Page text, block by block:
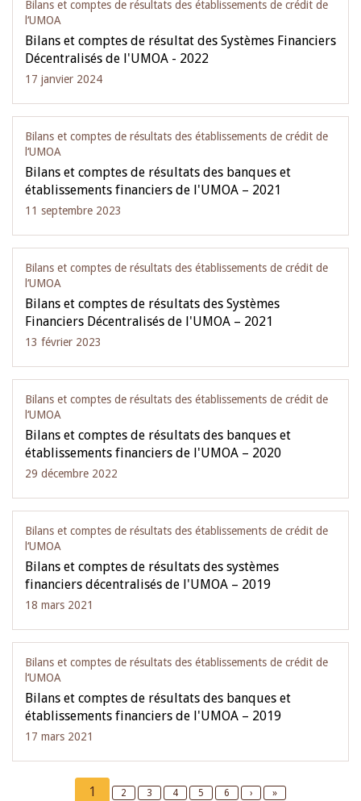
Bilans et comptes de résultats des établissements de crédit de
l‘UMOA
Bilans et comptes de résultat des Systèmes Financiers
Décentralisés de l'UMOA - 2022
17 janvier 2024
Bilans et comptes de résultats des établissements de crédit de
l‘UMOA
Bilans et comptes de résultats des banques et
établissements financiers de l'UMOA – 2021
11 septembre 2023
Bilans et comptes de résultats des établissements de crédit de
l‘UMOA
Bilans et comptes de résultats des Systèmes
Financiers Décentralisés de l'UMOA – 2021
13 février 2023
Bilans et comptes de résultats des établissements de crédit de
l‘UMOA
Bilans et comptes de résultats des banques et
établissements financiers de l'UMOA – 2020
29 décembre 2022
Bilans et comptes de résultats des établissements de crédit de
l‘UMOA
Bilans et comptes de résultats des systèmes
financiers décentralisés de l'UMOA – 2019
18 mars 2021
Bilans et comptes de résultats des établissements de crédit de
l‘UMOA
Bilans et comptes de résultats des banques et
établissements financiers de l'UMOA – 2019
17 mars 2021
Current
1 Page
2 Page
3 Page
4 Page
5 Page
6
Next
›
Last
»